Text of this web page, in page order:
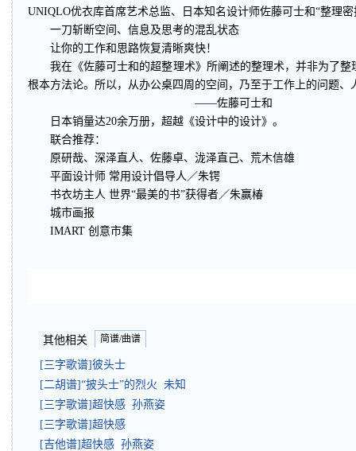
UNIQLO优衣库首席艺术总监、日本知名设计师佐藤可士和“整理密
一刀斩断空间、信息及思考的混乱状态
让你的工作和思路恢复清晰爽快！
我在《佐藤可士和的超整理术》所阐述的整理术，并非为了
根本方法论。所以，从办公桌四周的空间，乃至于工作上的问题、
——佐藤可士和
日本销量达20余万册，超越《设计中的设计》。
联合推荐：
原研哉、深泽直人、佐藤卓、泷泽直己、荒木信雄
平面设计师 常用设计倡导人／朱锷
书衣坊主人 世界“最美的书”获得者／朱赢椿
城市画报
IMART 创意市集
其他相关 简谱/曲谱
[三字歌谱]彼头士
[二胡谱]“披头士”的烈火 未知
[三字歌谱]超快感 孙燕姿
[三字歌谱]超快感
[吉他谱]超快感 孙燕姿